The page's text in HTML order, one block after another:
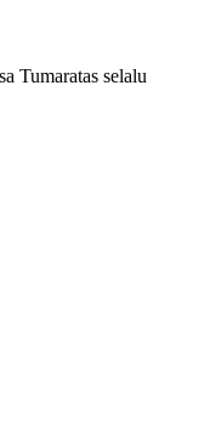
Tumaratas selalu